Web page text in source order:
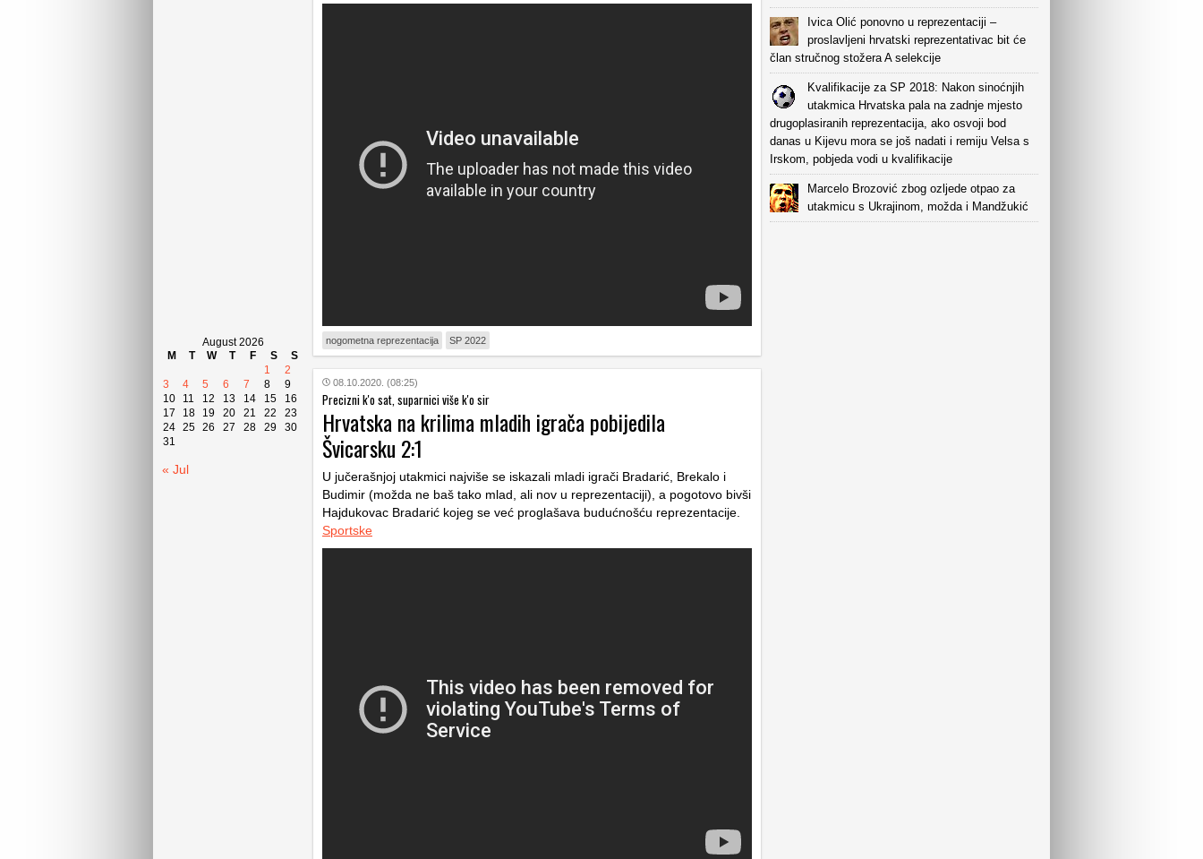
August 2026
M
T W T F S
S
1
2
3
4 5 6 7 8
9
10
11 12 13 14 15
16
17
18 19 20 21 22
23
24 25 26 27 28 29
30
31
« Jul
nogometna reprezentacija SP 2022
08.10.2020. (08:25)
Precizni k'o sat, suparnici više k'o sir
Hrvatska na krilima mladih igrača pobijedila
Švicarsku 2:1
U jučerašnjoj utakmici najviše se iskazali mladi igrači Bradarić, Brekalo i
Budimir (možda ne baš tako mlad, ali nov u reprezentaciji), a pogotovo bivši
Hajdukovac Bradarić kojeg se već proglašava budućnošću reprezentacije.
Sportske
Ivica Olić ponovno u reprezentaciji –
proslavljeni hrvatski reprezentativac bit će
član stručnog stožera A selekcije
Kvalifikacije za SP 2018: Nakon sinoćnjih
utakmica Hrvatska pala na zadnje mjesto
drugoplasiranih reprezentacija, ako osvoji bod
danas u Kijevu mora se još nadati i remiju Velsa s
Irskom, pobjeda vodi u kvalifikacije
Marcelo Brozović zbog ozljede otpao za
utakmicu s Ukrajinom, možda i Mandžukić